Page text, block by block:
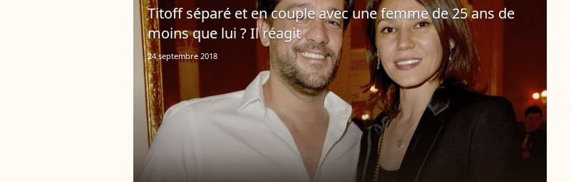
Titoff séparé et en couple avec une femme de 25 ans de
moins que lui ? Il réagit
24 septembre 2018